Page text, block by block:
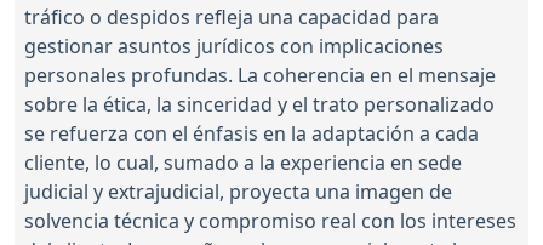
tráfico o despidos refleja una capacidad para
gestionar asuntos jurídicos con implicaciones
personales profundas. La coherencia en el mensaje
sobre la ética, la sinceridad y el trato personalizado
se refuerza con el énfasis en la adaptación a cada
cliente, lo cual, sumado a la experiencia en sede
judicial y extrajudicial, proyecta una imagen de
solvencia técnica y compromiso real con los intereses